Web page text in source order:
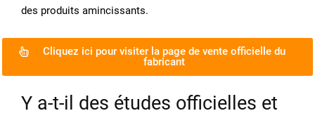
des produits amincissants.
Cliquez ici pour visiter la page de vente officielle du
fabricant
Y a-t-il des études officielles et